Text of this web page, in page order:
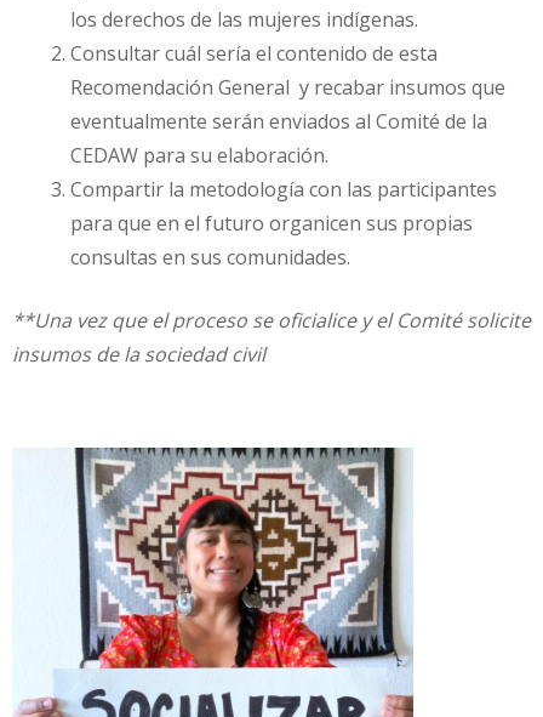
los derechos de las mujeres indígenas.
Consultar cuál sería el contenido de esta
Recomendación General y recabar insumos que
eventualmente serán enviados al Comité de la
CEDAW para su elaboración.
Compartir la metodología con las participantes
para que en el futuro organicen sus propias
consultas en sus comunidades.
**Una vez que el proceso se oficialice y el Comité solicite
insumos de la sociedad civil